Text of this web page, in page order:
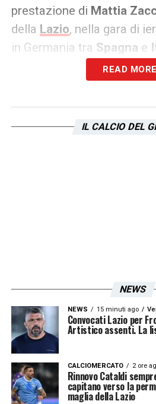
prestazione di Mattia
della Lazio, nella gara di
in Germania tra Spagna e
dalle Furie Rosse grazie ad
ad inizio ripresa.
Tra le
READ MORE
IL CALCIO DEL
NEWS
NEWS 15 minuti ago
Convocati Lazio per
Artistico assenti. La
CALCIOMERCATO 2 ore
Rinnovo Cataldi
capitano verso la
maglia della Lazio